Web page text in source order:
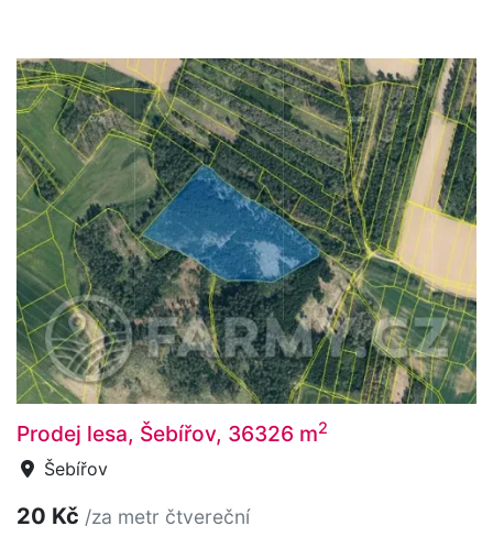
Prodej lesa, Šebířov, 36326 m2
Šebířov
20 Kč /za metr čtvereční